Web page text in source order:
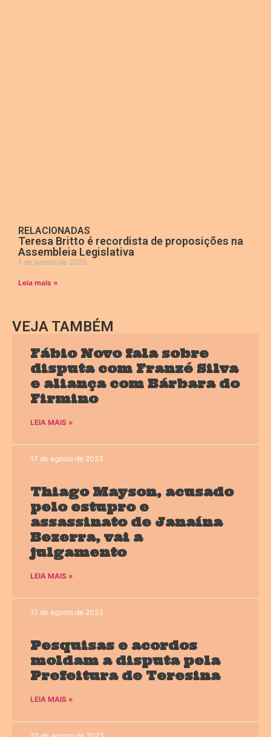
RELACIONADAS
Teresa Britto é recordista de proposições na
Assembleia Legislativa
1 de janeiro de 2020
Leia mais »
VEJA TAMBÉM
Fábio Novo fala sobre
disputa com Franzé Silva
e aliança com Bárbara do
Firmino
LEIA MAIS »
17 de agosto de 2023
Thiago Mayson, acusado
pelo estupro e
assassinato de Janaína
Bezerra, vai a
julgamento
LEIA MAIS »
17 de agosto de 2023
Pesquisas e acordos
moldam a disputa pela
Prefeitura de Teresina
LEIA MAIS »